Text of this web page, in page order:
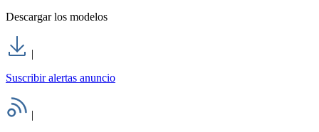
Descargar los modelos
|
Suscribir alertas anuncio
|